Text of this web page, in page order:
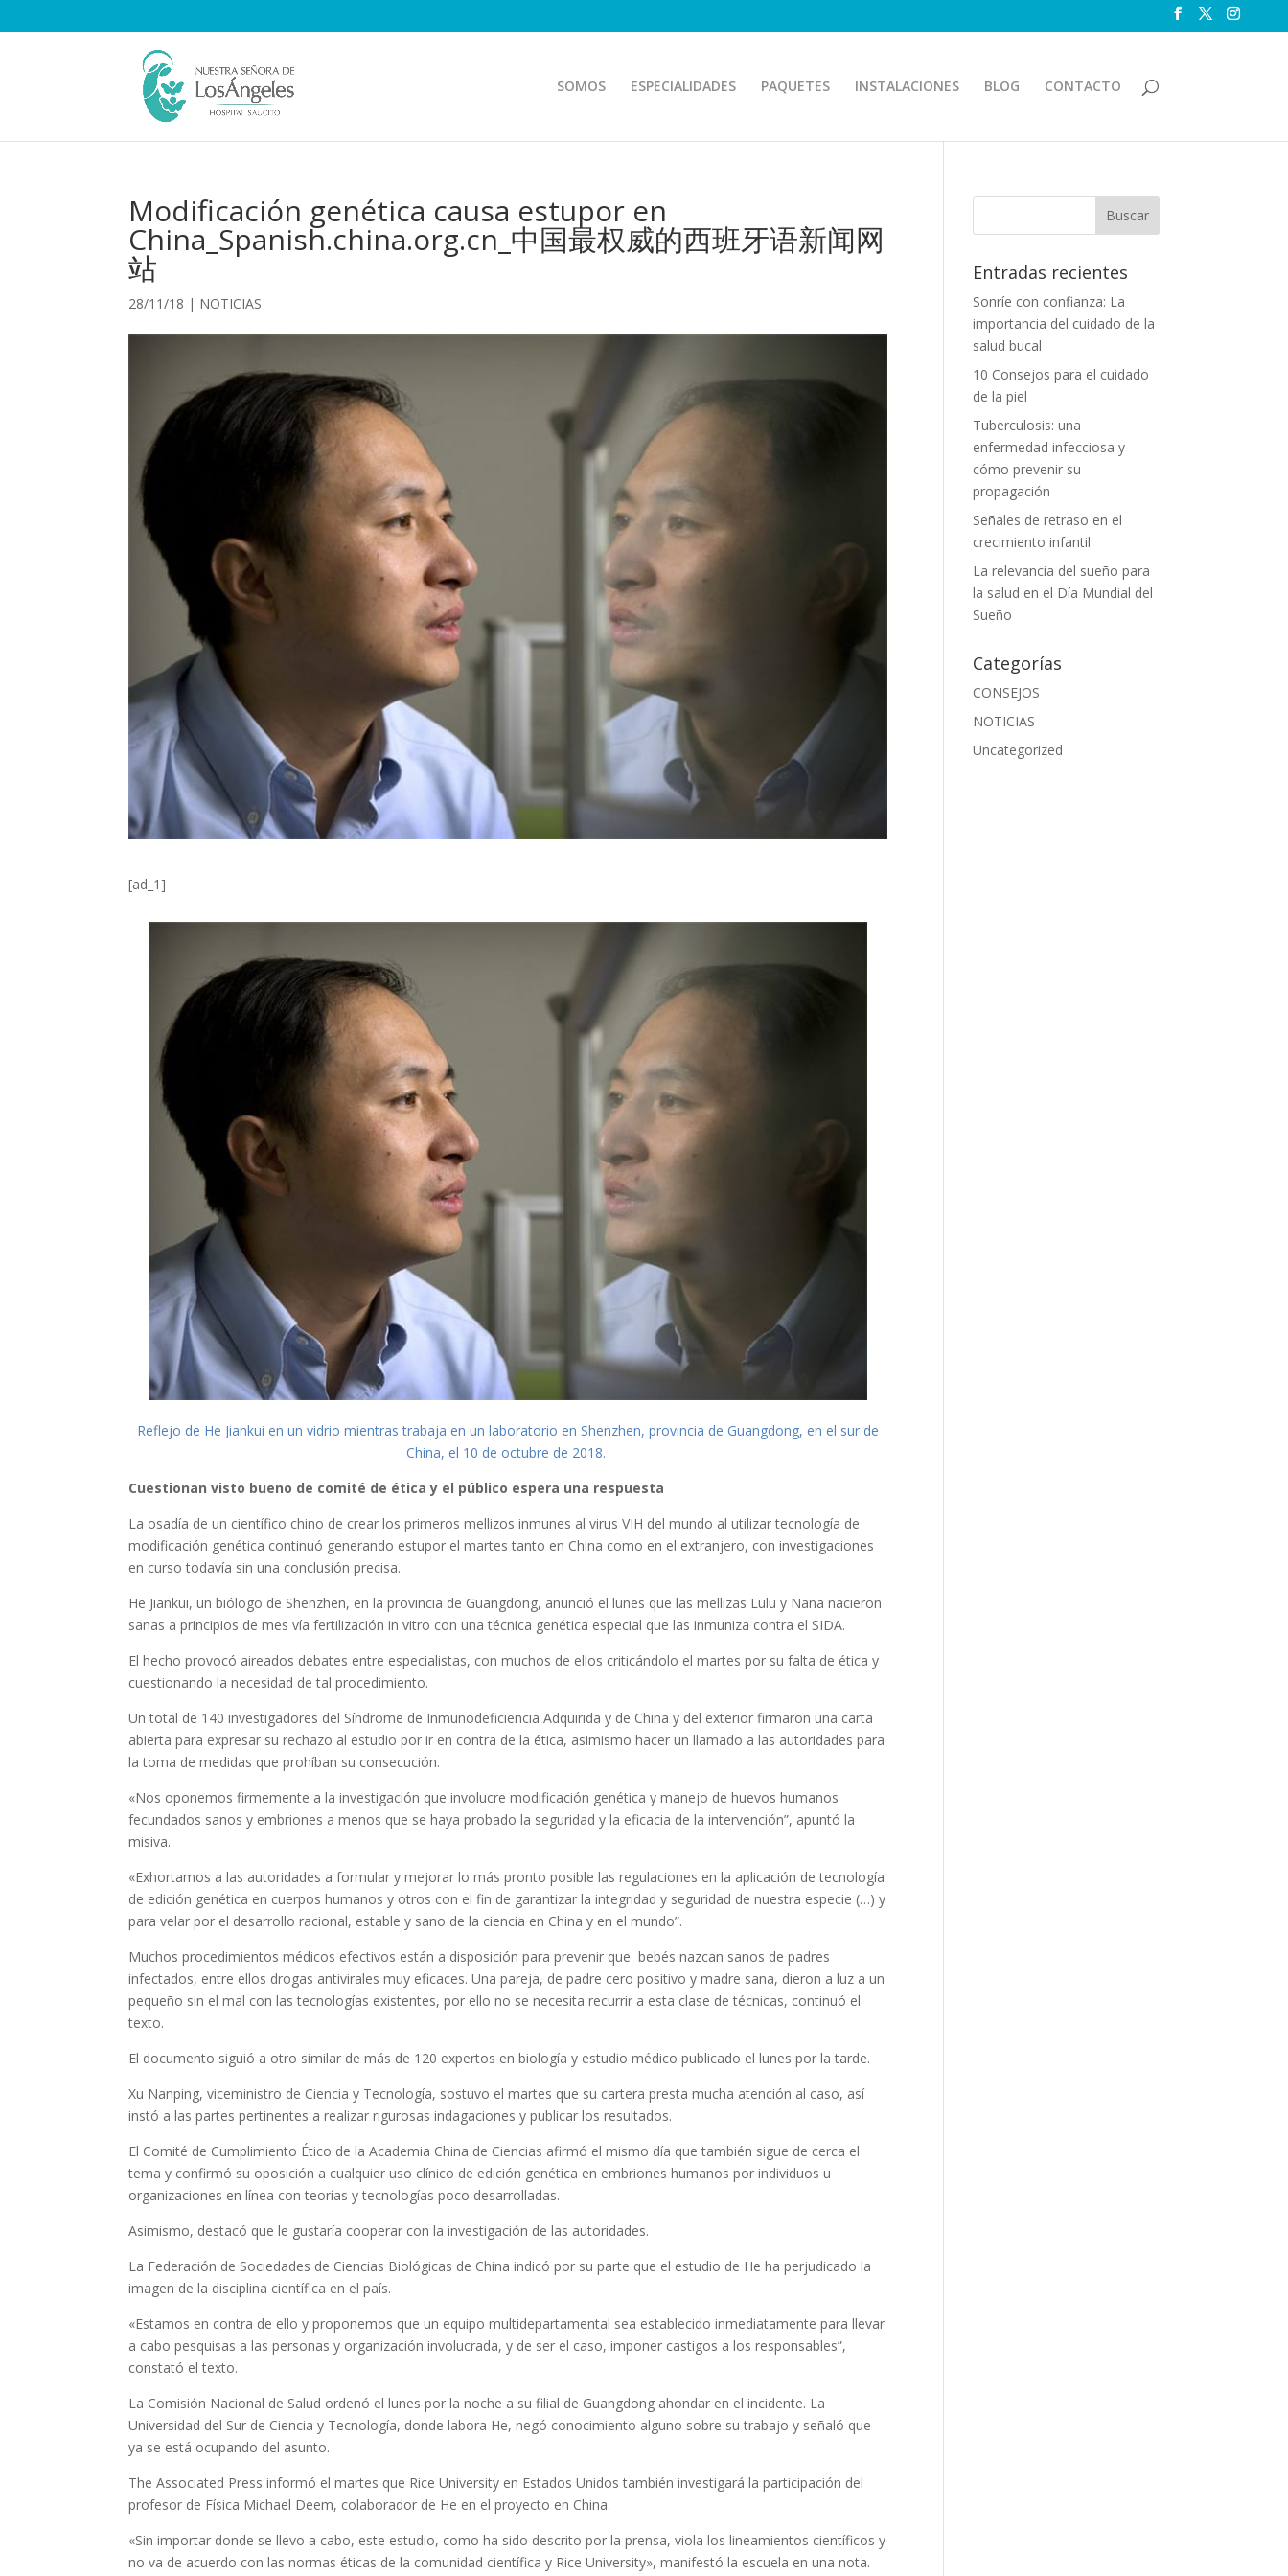
SOMOS ESPECIALIDADES PAQUETES INSTALACIONES BLOG CONTACTO
Modificación genética causa estupor en
China_Spanish.china.org.cn_中国最权威的西班牙语新闻网
站
28/11/18 | NOTICIAS
[ad_1]
Reflejo de He Jiankui en un vidrio mientras trabaja en un laboratorio en Shenzhen, provincia de Guangdong, en el sur de
China, el 10 de octubre de 2018.
Cuestionan visto bueno de comité de ética y el público espera una respuesta
La osadía de un científico chino de crear los primeros mellizos inmunes al virus VIH del mundo al utilizar tecnología de
modificación genética continuó generando estupor el martes tanto en China como en el extranjero, con investigaciones
en curso todavía sin una conclusión precisa.
He Jiankui, un biólogo de Shenzhen, en la provincia de Guangdong, anunció el lunes que las mellizas Lulu y Nana nacieron
sanas a principios de mes vía fertilización in vitro con una técnica genética especial que las inmuniza contra el SIDA.
El hecho provocó aireados debates entre especialistas, con muchos de ellos criticándolo el martes por su falta de ética y
cuestionando la necesidad de tal procedimiento.
Un total de 140 investigadores del Síndrome de Inmunodeficiencia Adquirida y de China y del exterior firmaron una carta
abierta para expresar su rechazo al estudio por ir en contra de la ética, asimismo hacer un llamado a las autoridades para
la toma de medidas que prohíban su consecución.
«Nos oponemos firmemente a la investigación que involucre modificación genética y manejo de huevos humanos
fecundados sanos y embriones a menos que se haya probado la seguridad y la eficacia de la intervención”, apuntó la
misiva.
«Exhortamos a las autoridades a formular y mejorar lo más pronto posible las regulaciones en la aplicación de tecnología
de edición genética en cuerpos humanos y otros con el fin de garantizar la integridad y seguridad de nuestra especie (…) y
para velar por el desarrollo racional, estable y sano de la ciencia en China y en el mundo”.
Muchos procedimientos médicos efectivos están a disposición para prevenir que bebés nazcan sanos de padres
infectados, entre ellos drogas antivirales muy eficaces. Una pareja, de padre cero positivo y madre sana, dieron a luz a un
pequeño sin el mal con las tecnologías existentes, por ello no se necesita recurrir a esta clase de técnicas, continuó el
texto.
El documento siguió a otro similar de más de 120 expertos en biología y estudio médico publicado el lunes por la tarde.
Xu Nanping, viceministro de Ciencia y Tecnología, sostuvo el martes que su cartera presta mucha atención al caso, así
instó a las partes pertinentes a realizar rigurosas indagaciones y publicar los resultados.
El Comité de Cumplimiento Ético de la Academia China de Ciencias afirmó el mismo día que también sigue de cerca el
tema y confirmó su oposición a cualquier uso clínico de edición genética en embriones humanos por individuos u
organizaciones en línea con teorías y tecnologías poco desarrolladas.
Asimismo, destacó que le gustaría cooperar con la investigación de las autoridades.
La Federación de Sociedades de Ciencias Biológicas de China indicó por su parte que el estudio de He ha perjudicado la
imagen de la disciplina científica en el país.
«Estamos en contra de ello y proponemos que un equipo multidepartamental sea establecido inmediatamente para llevar
a cabo pesquisas a las personas y organización involucrada, y de ser el caso, imponer castigos a los responsables”,
constató el texto.
La Comisión Nacional de Salud ordenó el lunes por la noche a su filial de Guangdong ahondar en el incidente. La
Universidad del Sur de Ciencia y Tecnología, donde labora He, negó conocimiento alguno sobre su trabajo y señaló que
ya se está ocupando del asunto.
The Associated Press informó el martes que Rice University en Estados Unidos también investigará la participación del
profesor de Física Michael Deem, colaborador de He en el proyecto en China.
«Sin importar donde se llevo a cabo, este estudio, como ha sido descrito por la prensa, viola los lineamientos científicos y
no va de acuerdo con las normas éticas de la comunidad científica y Rice University», manifestó la escuela en una nota.
Entradas recientes
Sonríe con confianza: La
importancia del cuidado de la
salud bucal
10 Consejos para el cuidado
de la piel
Tuberculosis: una
enfermedad infecciosa y
cómo prevenir su
propagación
Señales de retraso en el
crecimiento infantil
La relevancia del sueño para
la salud en el Día Mundial del
Sueño
Categorías
CONSEJOS
NOTICIAS
Uncategorized